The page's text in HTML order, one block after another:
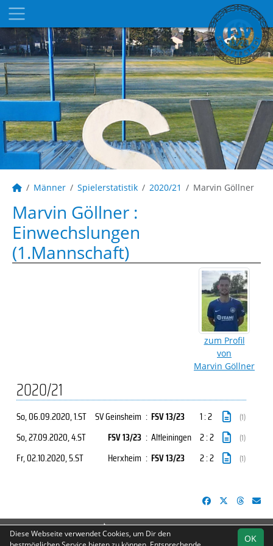
Männer Spielerstatistik 2020/21 Marvin Göllner
Marvin Göllner :
Einwechslungen
(1.Mannschaft)
zum Profil
von
Marvin Göllner
2020/21
So, 06.09.2020, 1.ST SV Geinsheim : FSV 13/23 1 : 2 (1)
So, 27.09.2020, 4.ST FSV 13/23 : Altleiningen 2 : 2 (1)
Fr, 02.10.2020, 5.ST Herxheim : FSV 13/23 2 : 2 (1)
soccero.de
© 2006 - 2026 OK
Diese Webseite verwendet Cookies, um Dir den